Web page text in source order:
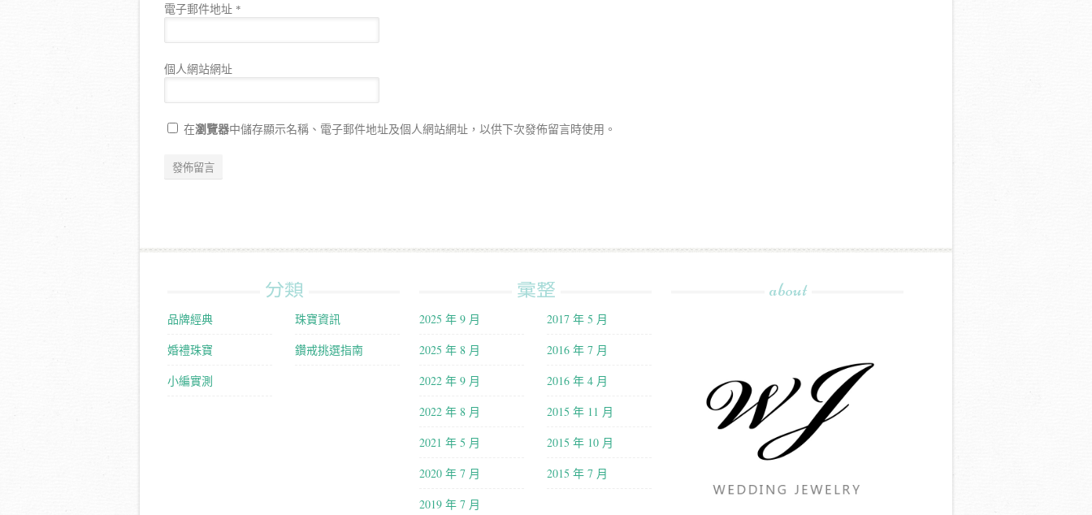
電子郵件地址 *
個人網站網址
在瀏覽器中儲存顯示名稱、電子郵件地址及個人網站網址，以供下次發佈留言時使用。
分類
品牌經典
婚禮珠寶
小編實測
珠寶資訊
鑽戒挑選指南
彙整
2025 年 9 月
2025 年 8 月
2022 年 9 月
2022 年 8 月
2021 年 5 月
2020 年 7 月
2019 年 7 月
2017 年 5 月
2016 年 7 月
2016 年 4 月
2015 年 11 月
2015 年 10 月
2015 年 7 月
about